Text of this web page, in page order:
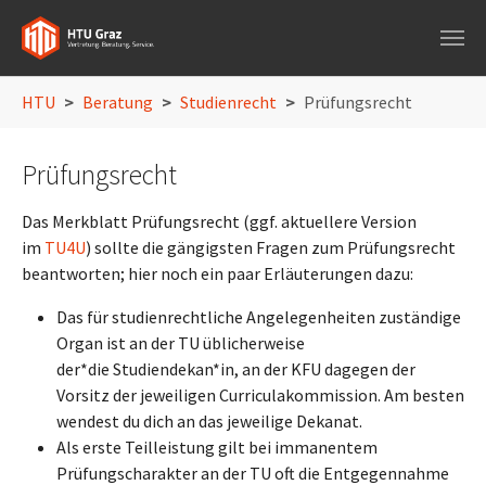
HTU Beratung Studienrecht Prüfungsrecht
Prüfungsrecht
Das Merkblatt Prüfungsrecht (ggf. aktuellere Version
im TU4U) sollte die gängigsten Fragen zum Prüfungsrecht
beantworten; hier noch ein paar Erläuterungen dazu:
Das für studienrechtliche Angelegenheiten zuständige
Organ ist an der TU üblicherweise
der*die Studiendekan*in, an der KFU dagegen der
Vorsitz der jeweiligen Curriculakommission. Am besten
wendest du dich an das jeweilige Dekanat.
Als erste Teilleistung gilt bei immanentem
Prüfungscharakter an der TU oft die Entgegennahme